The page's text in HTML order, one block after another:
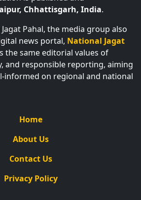
Chhattisgarh, India.
Pahal, the media group also
news portal, National Jagat
the same editorial values of
and responsible reporting, aiming
informed on regional and national
Home
About Us
Contact Us
Privacy Policy